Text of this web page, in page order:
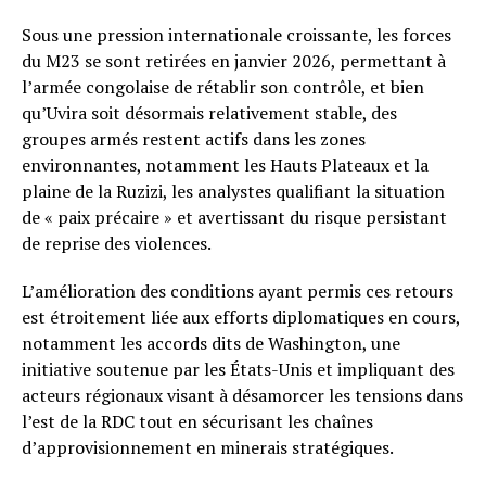
Sous une pression internationale croissante, les forces
du M23 se sont retirées en janvier 2026, permettant à
l’armée congolaise de rétablir son contrôle, et bien
qu’Uvira soit désormais relativement stable, des
groupes armés restent actifs dans les zones
environnantes, notamment les Hauts Plateaux et la
plaine de la Ruzizi, les analystes qualifiant la situation
de « paix précaire » et avertissant du risque persistant
de reprise des violences.
L’amélioration des conditions ayant permis ces retours
est étroitement liée aux efforts diplomatiques en cours,
notamment les accords dits de Washington, une
initiative soutenue par les États-Unis et impliquant des
acteurs régionaux visant à désamorcer les tensions dans
l’est de la RDC tout en sécurisant les chaînes
d’approvisionnement en minerais stratégiques.